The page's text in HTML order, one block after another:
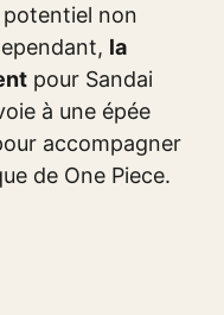
non
la
pour Sandai
à une épée
accompagner
de One Piece.